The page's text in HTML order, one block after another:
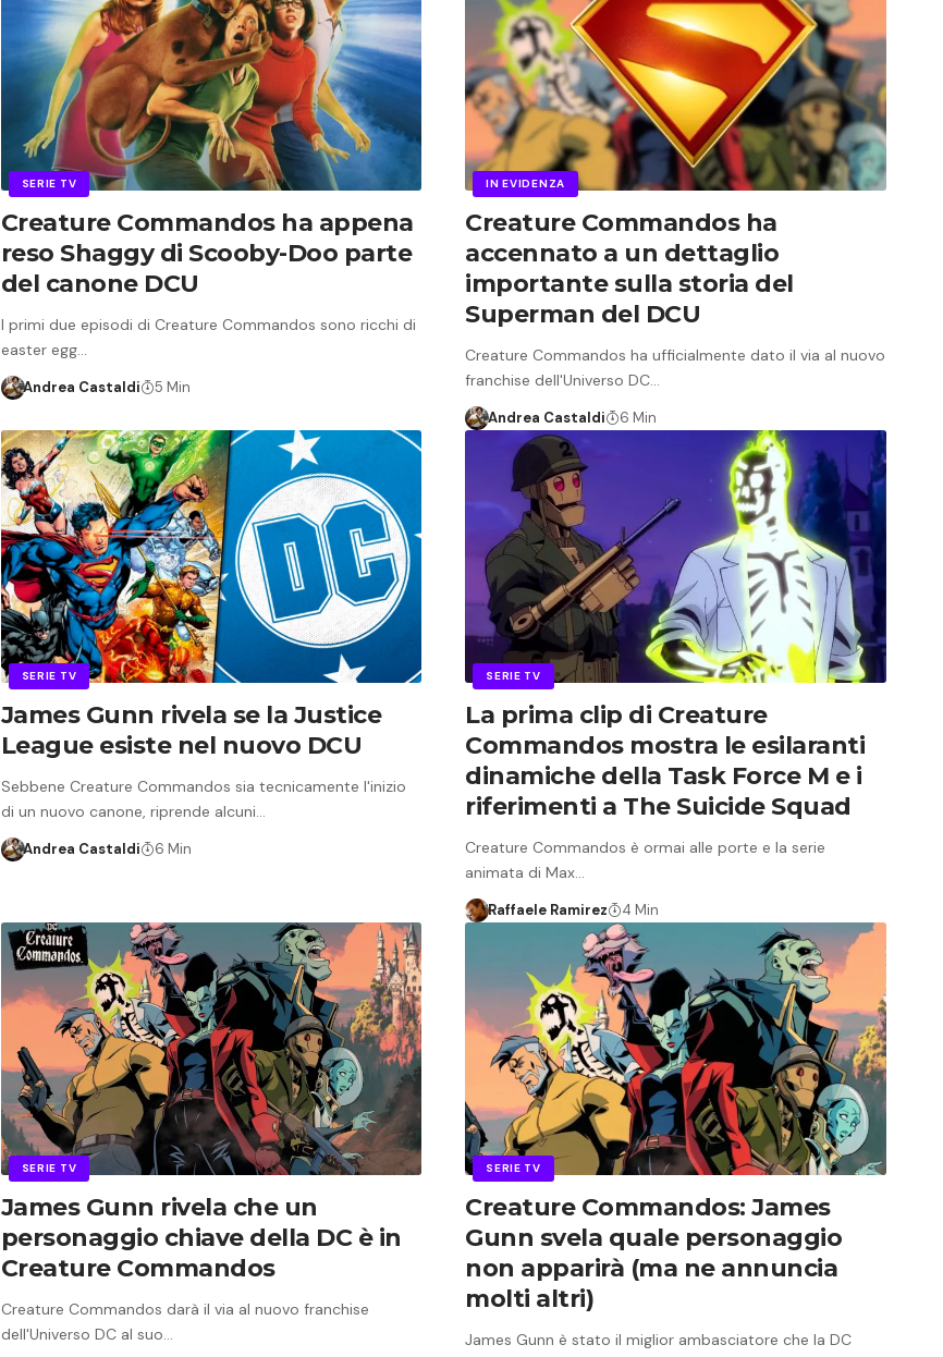
SERIE TV
Creature Commandos ha appena
reso Shaggy di Scooby-Doo parte
del canone DCU
I primi due episodi di Creature Commandos sono ricchi di
easter egg…
Andrea Castaldi 5 Min
IN EVIDENZA
Creature Commandos ha
accennato a un dettaglio
importante sulla storia del
Superman del DCU
Creature Commandos ha ufficialmente dato il via al nuovo
franchise dell'Universo DC…
Andrea Castaldi 6 Min
SERIE TV
James Gunn rivela se la Justice
League esiste nel nuovo DCU
Sebbene Creature Commandos sia tecnicamente l'inizio
di un nuovo canone, riprende alcuni…
Andrea Castaldi 6 Min
SERIE TV
La prima clip di Creature
Commandos mostra le esilaranti
dinamiche della Task Force M e i
riferimenti a The Suicide Squad
Creature Commandos è ormai alle porte e la serie
animata di Max…
Raffaele Ramirez 4 Min
SERIE TV
James Gunn rivela che un
personaggio chiave della DC è in
Creature Commandos
Creature Commandos darà il via al nuovo franchise
dell'Universo DC al suo…
SERIE TV
Creature Commandos: James
Gunn svela quale personaggio
non apparirà (ma ne annuncia
molti altri)
James Gunn è stato il miglior ambasciatore che la DC